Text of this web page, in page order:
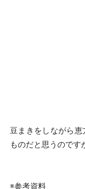
豆まきをしながら
ものだと思うのです
※参考資料